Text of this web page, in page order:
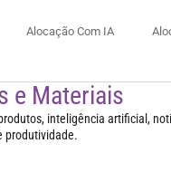
Alocação Com IA
e Materiais
inteligência artificial,
produtividade.